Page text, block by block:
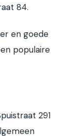
84.
en goede
populaire
291